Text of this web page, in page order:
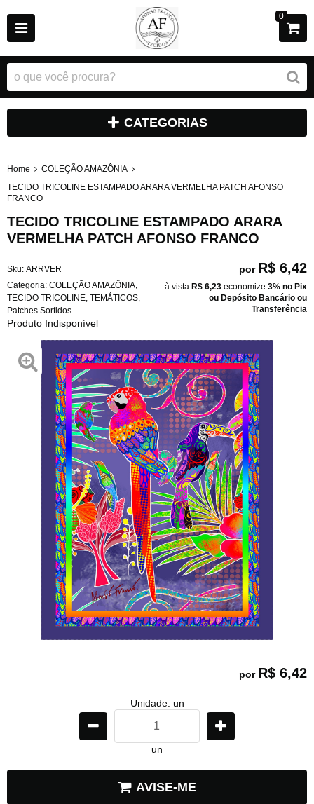
0
CATEGORIAS
Home
COLEÇÃO AMAZÔNIA
TECIDO TRICOLINE ESTAMPADO ARARA VERMELHA PATCH AFONSO
FRANCO
TECIDO TRICOLINE ESTAMPADO ARARA
VERMELHA PATCH AFONSO FRANCO
Sku: ARRVER
Categoria: COLEÇÃO AMAZÔNIA
TECIDO TRICOLINE TEMÁTICOS
Patches Sortidos
Produto Indisponível
por R$ 6,42
à vista R$ 6,23 economize 3% no Pix
ou Depósito Bancário ou
Transferência
por R$ 6,42
Unidade: un
un
AVISE-ME